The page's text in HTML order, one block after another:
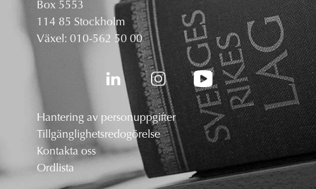
Box 5553
114 85 Stockholm
Växel: 010-562 50 00
Hantering av personuppgifter
Tillgänglighetsredogörelse
Kontakta oss
Ordlista